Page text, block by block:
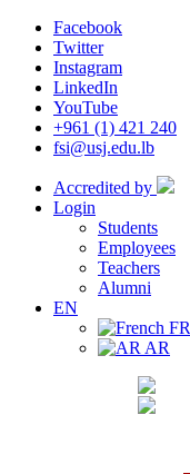
Facebook
Twitter
Instagram
LinkedIn
YouTube
+961 (1) 421 240
fsi@usj.edu.lb
Accredited by
Login
Students
Employees
Teachers
Alumni
EN
FR
AR